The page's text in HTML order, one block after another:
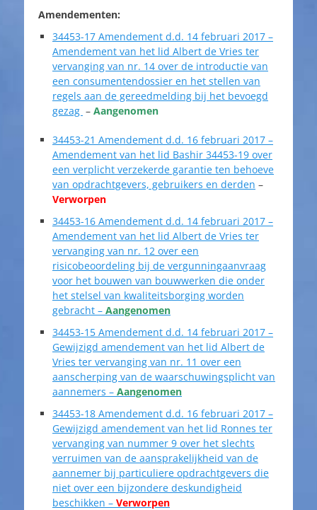
Amendementen:
34453-17 Amendement d.d. 14 februari 2017 –
Amendement van het lid Albert de Vries ter
vervanging van nr. 14 over de introductie van
een consumentendossier en het stellen van
regels aan de gereedmelding bij het bevoegd
gezag – Aangenomen
34453-21 Amendement d.d. 16 februari 2017 –
Amendement van het lid Bashir 34453-19 over
een verplicht verzekerde garantie ten behoeve
van opdrachtgevers, gebruikers en derden –
Verworpen
34453-16 Amendement d.d. 14 februari 2017 –
Amendement van het lid Albert de Vries ter
vervanging van nr. 12 over een
risicobeoordeling bij de vergunningaanvraag
voor het bouwen van bouwwerken die onder
het stelsel van kwaliteitsborging worden
gebracht – Aangenomen
34453-15 Amendement d.d. 14 februari 2017 –
Gewijzigd amendement van het lid Albert de
Vries ter vervanging van nr. 11 over een
aanscherping van de waarschuwingsplicht van
aannemers – Aangenomen
34453-18 Amendement d.d. 16 februari 2017 –
Gewijzigd amendement van het lid Ronnes ter
vervanging van nummer 9 over het slechts
verruimen van de aansprakelijkheid van de
aannemer bij particuliere opdrachtgevers die
niet over een bijzondere deskundigheid
beschikken – Verworpen